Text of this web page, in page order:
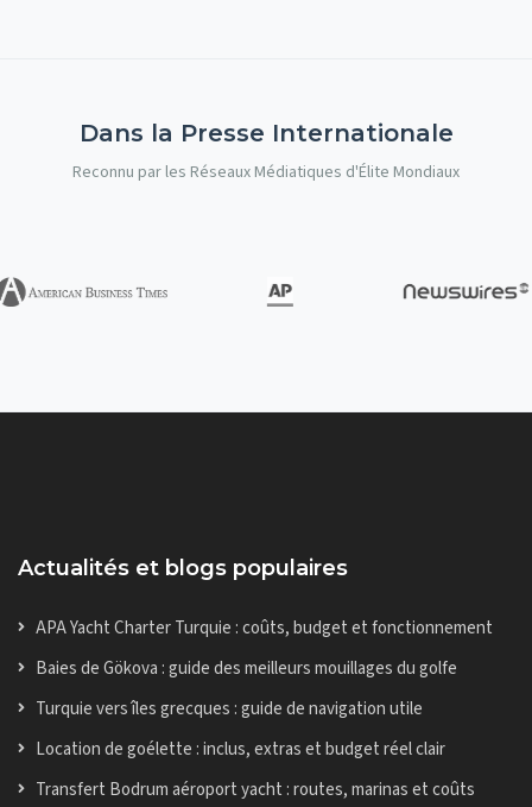
Dans la Presse Internationale
Reconnu par les Réseaux Médiatiques d'Élite Mondiaux
Actualités et blogs populaires
APA Yacht Charter Turquie : coûts, budget et fonctionnement
Baies de Gökova : guide des meilleurs mouillages du golfe
Turquie vers îles grecques : guide de navigation utile
Location de goélette : inclus, extras et budget réel clair
Transfert Bodrum aéroport yacht : routes, marinas et coûts